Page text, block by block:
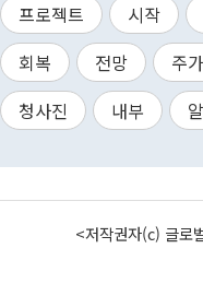
프로젝트
시작
회복
전망 주가
청사진
내부
<저작권자(c) 글로